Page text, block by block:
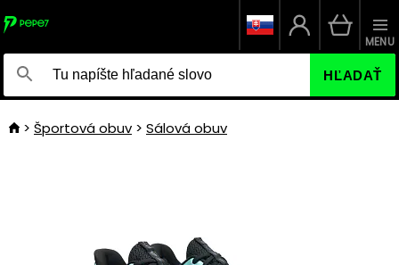
HĽADAŤ
MENU
Športová obuv Sálová obuv